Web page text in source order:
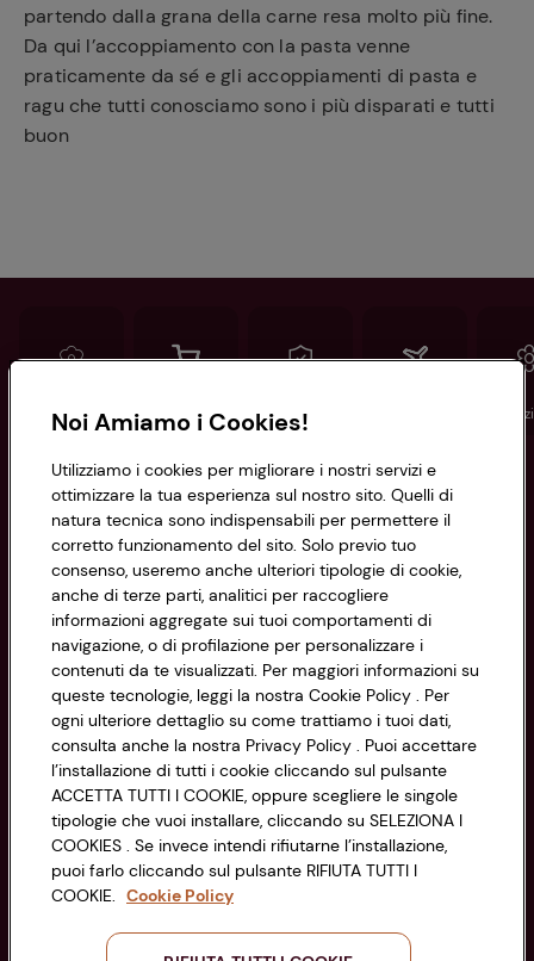
partendo dalla grana della carne resa molto più fine.
Da qui l’accoppiamento con la pasta venne
praticamente da sé e gli accoppiamenti di pasta e
ragu che tutti conosciamo sono i più disparati e tutti
buon
Conad Spesa online Assicurazioni
Informazioni
Privacy Policy
Cookie Policy
Impostazioni Cookie
Accessibilità
CONAD SOCIETÀ COOPERATIVA
Via Michelino, 59 | 40127 BOLOGNA
Codice Fiscale e Registro Imprese
di Bologna 00865960157
PARTITA IVA 03320960374
Servizio clienti
Seguici sui Social:
Noi Amiamo i Cookies!
Utilizziamo i cookies per migliorare i nostri servizi e
ottimizzare la tua esperienza sul nostro sito. Quelli di
natura tecnica sono indispensabili per permettere il
corretto funzionamento del sito. Solo previo tuo
consenso, useremo anche ulteriori tipologie di cookie,
anche di terze parti, analitici per raccogliere
informazioni aggregate sui tuoi comportamenti di
navigazione, o di profilazione per personalizzare i
contenuti da te visualizzati. Per maggiori informazioni su
queste tecnologie, leggi la nostra Cookie Policy . Per
ogni ulteriore dettaglio su come trattiamo i tuoi dati,
consulta anche la nostra Privacy Policy . Puoi accettare
l’installazione di tutti i cookie cliccando sul pulsante
ACCETTA TUTTI I COOKIE, oppure scegliere le singole
tipologie che vuoi installare, cliccando su SELEZIONA I
COOKIES . Se invece intendi rifiutarne l’installazione,
puoi farlo cliccando sul pulsante RIFIUTA TUTTI I
COOKIE. Cookie Policy